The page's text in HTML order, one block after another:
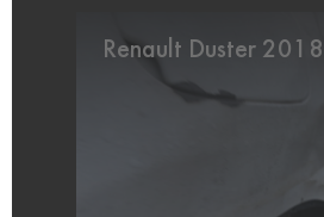
Renault Duster 2018